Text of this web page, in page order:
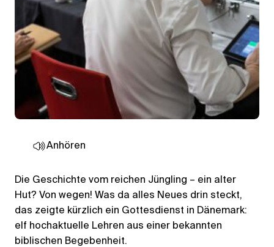
Anhören
Die Geschichte vom reichen Jüngling – ein alter
Hut? Von wegen! Was da alles Neues drin steckt,
das zeigte kürzlich ein Gottesdienst in Dänemark:
elf hochaktuelle Lehren aus einer bekannten
biblischen Begebenheit.